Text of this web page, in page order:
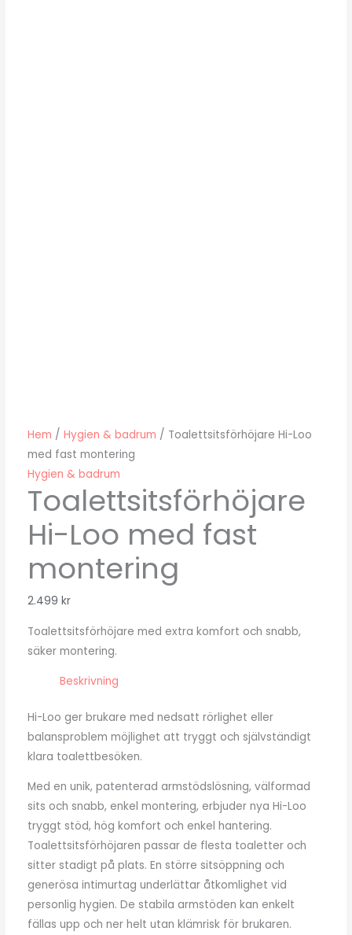
Hem / Hygien & badrum / Toalettsitsförhöjare Hi-Loo
med fast montering
Hygien & badrum
Toalettsitsförhöjare
Hi-Loo med fast
montering
2.499 kr
Toalettsitsförhöjare med extra komfort och snabb,
säker montering.
Beskrivning
Hi-Loo ger brukare med nedsatt rörlighet eller
balansproblem möjlighet att tryggt och självständigt
klara toalettbesöken.
Med en unik, patenterad armstödslösning, välformad
sits och snabb, enkel montering, erbjuder nya Hi-Loo
tryggt stöd, hög komfort och enkel hantering.
Toalettsitsförhöjaren passar de flesta toaletter och
sitter stadigt på plats. En större sitsöppning och
generösa intimurtag underlättar åtkomlighet vid
personlig hygien. De stabila armstöden kan enkelt
fällas upp och ner helt utan klämrisk för brukaren.